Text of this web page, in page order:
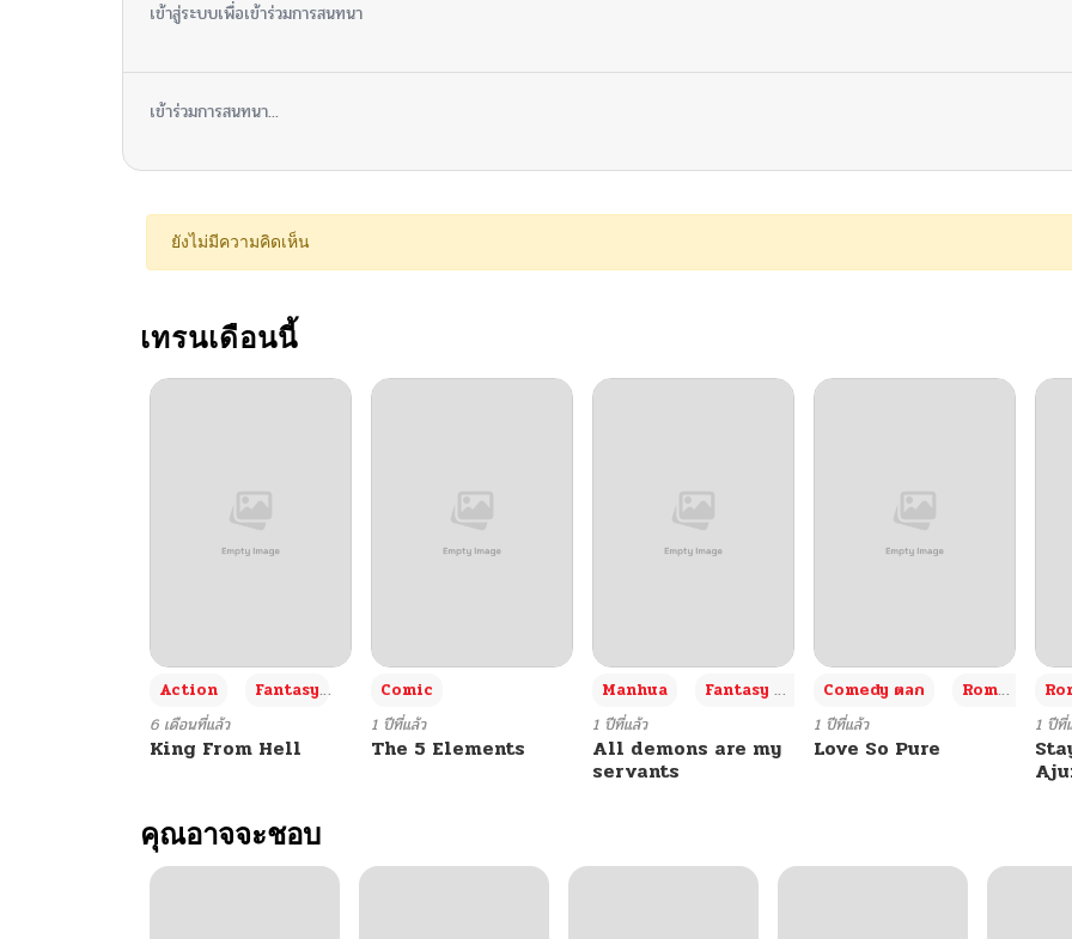
เข้าสู่ระบบเพื่อเข้าร่วมการสนทนา
เข้าร่วมการสนทนา...
ยังไม่มีความคิดเห็น
เทรนเดือนนี้
Action Fantasy
6 เดือนที่แล้ว
King From Hell
Comic
1 ปีที่แล้ว
The 5 Elements
Manhua Fantasy แฟนตาซี +3
1 ปีที่แล้ว
All demons are my
servants
Comedy ตลก
Romance โรแมนซ์
1 ปีที่แล้ว
Love So Pure
1 ปีที่
คุณอาจจะชอบ